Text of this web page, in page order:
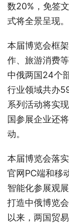
数20%，免签
式将全景呈现。
本届博览会框
作、旅游消费
中俄两国24个
行业领域共办
系列活动将实
国参展企业还
动。
本届博览会落
官网PC端和移
智能化参展观
打造中俄博览
以来，两国贸